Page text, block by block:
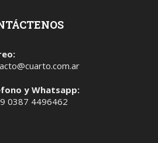
y Whatsapp:
0387 4496462